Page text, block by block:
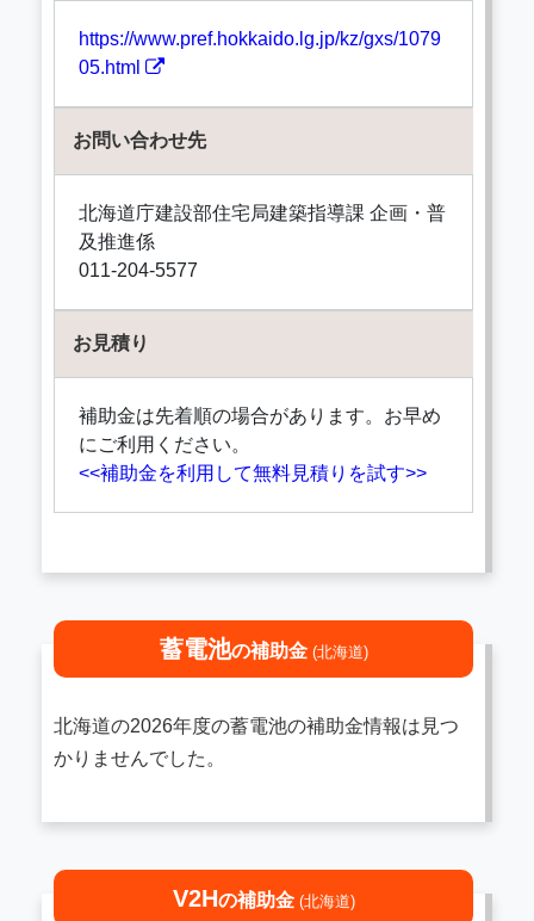
https://www.pref.hokkaido.lg.jp/kz/gxs/1079
05.html
お問い合わせ先
北海道庁建設部住宅局建築指導課 企画・普
及推進係
011-204-5577
お見積り
補助金は先着順の場合があります。お早め
にご利用ください。
<<補助金を利用して無料見積りを試す>>
蓄電池の補助金 (北海道)
北海道の2026年度の蓄電池の補助金情報は見つ
かりませんでした。
V2Hの補助金 (北海道)